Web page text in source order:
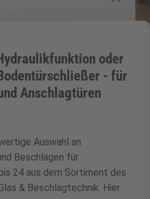
Zargen anzeigen
Aussenverglasung
oder
- für
Anschlagtüren
Auswahl an
Beschlägen für
24 aus dem Sortiment des
& Beschlagtechnik. Hier